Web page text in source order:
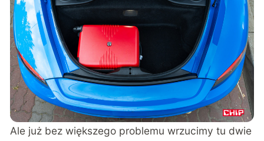
Ale już bez większego problemu wrzucimy tu dwie